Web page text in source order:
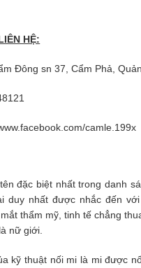
HỆ:
Đông sn 37, Cẩm Phả,
camle.199x
đặc biệt nhất trong danh
duy nhất được nhắc đến
thẩm mỹ, tinh tế chẳng
nữ giới.
kỹ thuật nối mi là mi được